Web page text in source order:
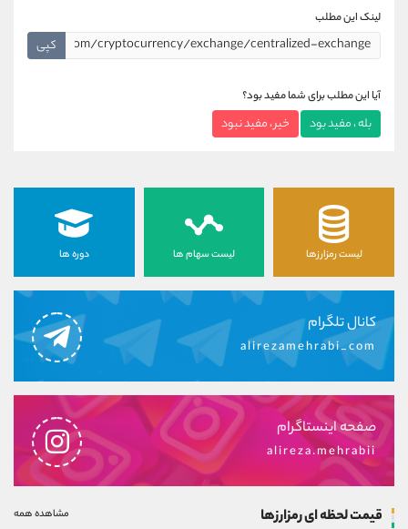
لینک این مطلب
کپی
آیا این مطلب برای شما مفید بود؟
بله ، مفید بود خیر ، مفید نبود
لیست رمزارزها لیست سهام ها دوره ها
کانال تلگرام
alirezamehrabi_com
صفحه اینستاگرام
alireza.mehrabii
قیمت لحظه ای رمزارزها مشاهده همه